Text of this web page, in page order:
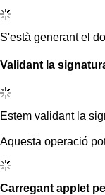
S'està generant el
Validant la
Estem validant la
Aquesta operació
Carregant applet